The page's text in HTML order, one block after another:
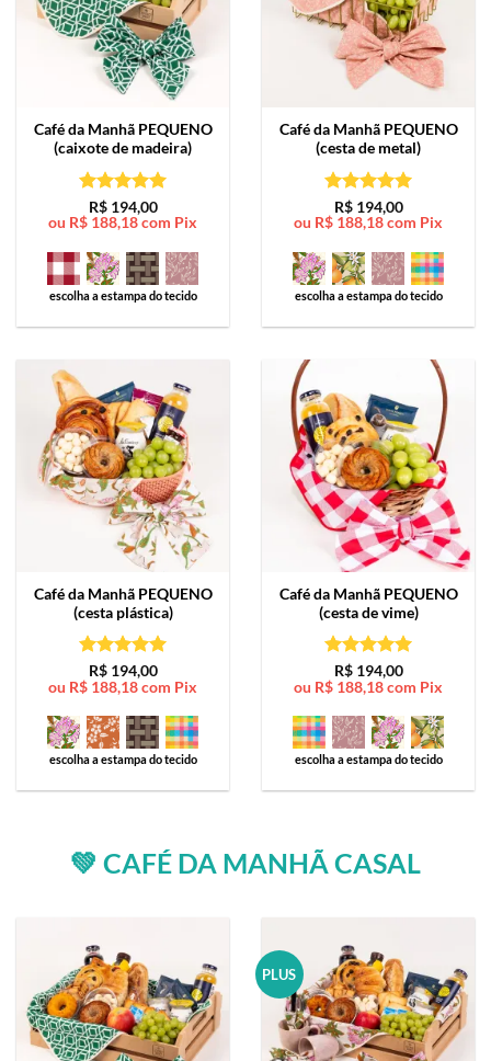
Café da Manhã PEQUENO
(caixote de madeira)
Avaliação5
de 5
R$194,00
ou R$ 188,18com Pix
escolha a estampa do tecido
Café da Manhã PEQUENO
(cesta de metal)
Avaliação5
de 5
R$194,00
ou R$ 188,18com Pix
escolha a estampa do tecido
Café da Manhã PEQUENO
(cesta plástica)
Avaliação5
de 5
R$194,00
ou R$ 188,18com Pix
escolha a estampa do tecido
Café da Manhã PEQUENO
(cesta de vime)
Avaliação5
de 5
R$194,00
ou R$ 188,18com Pix
escolha a estampa do tecido
💚 CAFÉ DA MANHÃ CASAL
PLUS